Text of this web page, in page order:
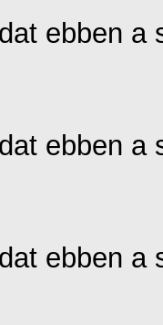
ebben a
ebben a
ebben a